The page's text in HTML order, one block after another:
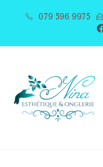
079 596 9975